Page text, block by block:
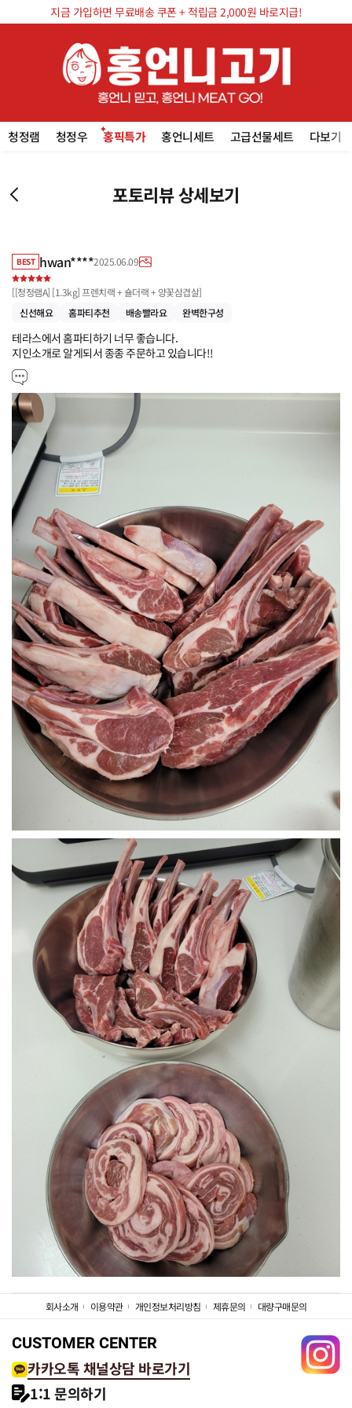
지금 가입하면 무료배송 쿠폰 + 적립금 2,000원 바로지급!
청정램 청정우 홍픽특가 홍언니세트 고급선물세트 다보기
포토리뷰 상세보기
BEST hwan****2025.06.09
[[청정램A] [1.3kg] 프렌치랙 + 숄더랙 + 양꽃삼겹살]
신선해요
홈파티추천 배송빨라요 완벽한구성
테라스에서 홈파티하기 너무 좋습니다.
지인소개로 알게되서 종종 주문하고 있습니다!!
회사소개 이용약관 개인정보처리방침 제휴문의 대량구매문의
CUSTOMER CENTER
카카오톡 채널상담 바로가기
1:1 문의하기